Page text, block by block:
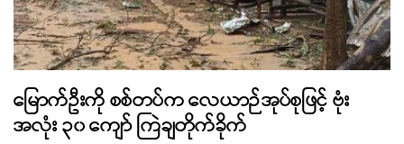
မြောက်ဦးကို စစ်တပ်က လေယာဉ်အုပ်စုဖြင့် ဗုံး
အလုံး ၃၀ ကျော် ကြဲချတိုက်ခိုက်